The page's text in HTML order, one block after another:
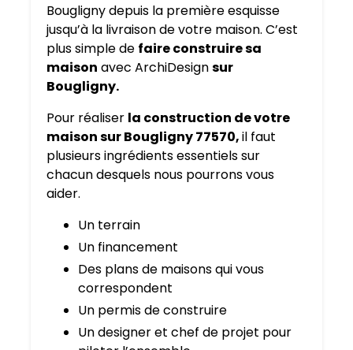
Bougligny depuis la première esquisse
jusqu’à la livraison de votre maison. C’est
plus simple de faire construire sa
maison avec ArchiDesignsur
Bougligny.
Pour réaliser la construction de votre
maison sur Bougligny 77570,il faut
plusieurs ingrédients essentiels sur
chacun desquels nous pourrons vous
aider.
Un terrain
Un financement
Des plans de maisons qui vous
correspondent
Un permis de construire
Un designer et chef de projet pour